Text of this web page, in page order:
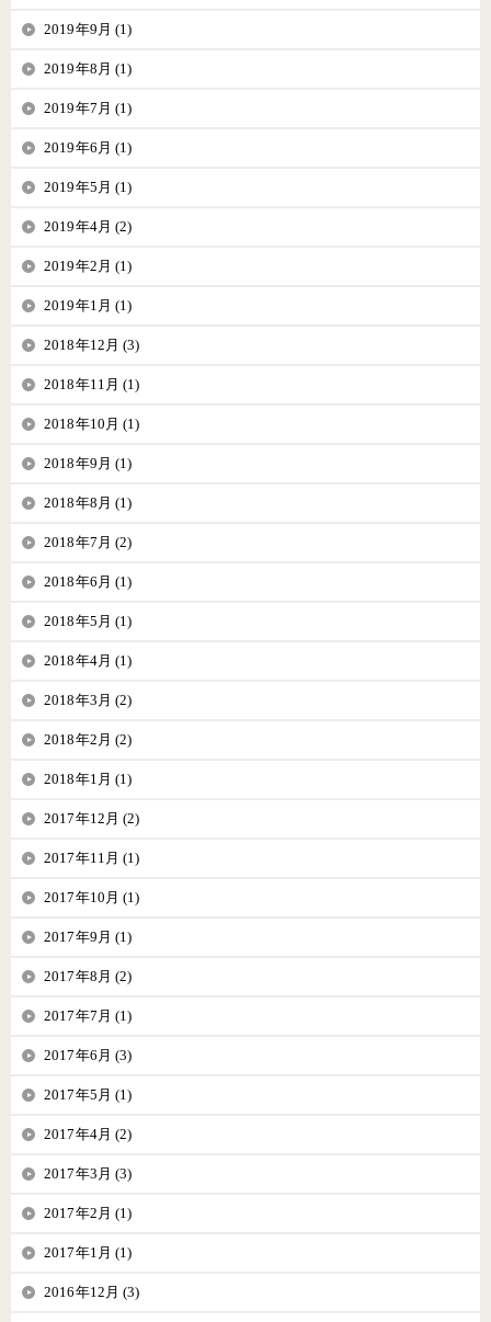
2019年9月 (1)
2019年8月 (1)
2019年7月 (1)
2019年6月 (1)
2019年5月 (1)
2019年4月 (2)
2019年2月 (1)
2019年1月 (1)
2018年12月 (3)
2018年11月 (1)
2018年10月 (1)
2018年9月 (1)
2018年8月 (1)
2018年7月 (2)
2018年6月 (1)
2018年5月 (1)
2018年4月 (1)
2018年3月 (2)
2018年2月 (2)
2018年1月 (1)
2017年12月 (2)
2017年11月 (1)
2017年10月 (1)
2017年9月 (1)
2017年8月 (2)
2017年7月 (1)
2017年6月 (3)
2017年5月 (1)
2017年4月 (2)
2017年3月 (3)
2017年2月 (1)
2017年1月 (1)
2016年12月 (3)